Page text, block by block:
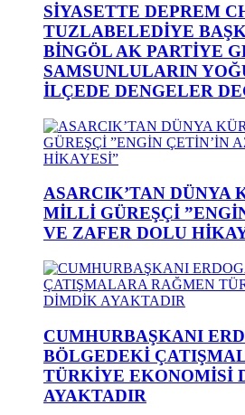
SİYASETTE DEPREM
TUZLABELEDİYE
BİNGÖL AK PARTİYE
SAMSUNLULARIN
İLÇEDE DENGELER
ASARCIK’TAN DÜNYA
MİLLİ GÜREŞÇİ
VE ZAFER DOLU
CUMHURBAŞKANI
BÖLGEDEKİ
TÜRKİYE EKONOMİSİ
AYAKTADIR